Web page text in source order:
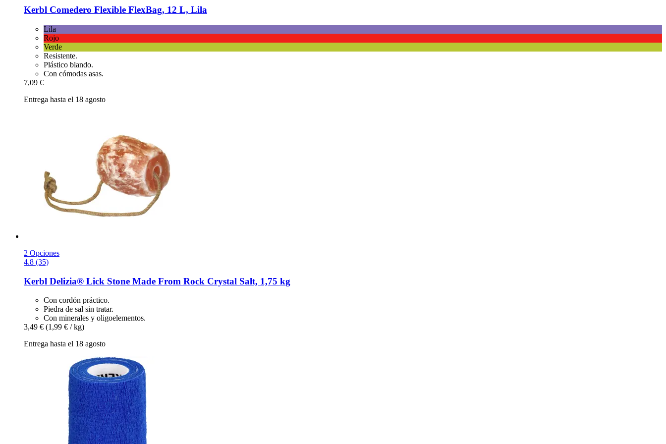
Kerbl Comedero Flexible FlexBag, 12 L, Lila
Lila
Rojo
Verde
Resistente.
Plástico blando.
Con cómodas asas.
7,09 €
Entrega hasta el 18 agosto
2 Opciones
4.8 (35)
Kerbl Delizia® Lick Stone Made From Rock Crystal Salt, 1,75 kg
Con cordón práctico.
Piedra de sal sin tratar.
Con minerales y oligoelementos.
3,49 € (1,99 € / kg)
Entrega hasta el 18 agosto